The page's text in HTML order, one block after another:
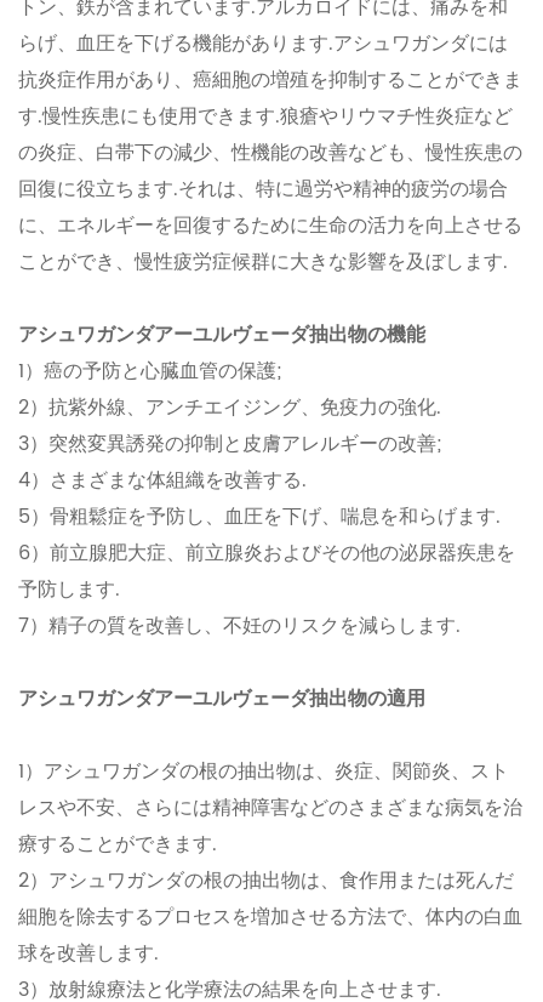
トン、鉄が含まれています.アルカロイドには、痛みを和
らげ、血圧を下げる機能があります.アシュワガンダには
抗炎症作用があり、癌細胞の増殖を抑制することができま
す.慢性疾患にも使用できます.狼瘡やリウマチ性炎症など
の炎症、白帯下の減少、性機能の改善なども、慢性疾患の
回復に役立ちます.それは、特に過労や精神的疲労の場合
に、エネルギーを回復するために生命の活力を向上させる
ことができ、慢性疲労症候群に大きな影響を及ぼします.
アシュワガンダアーユルヴェーダ抽出物の機能
1）癌の予防と心臓血管の保護;
2）抗紫外線、アンチエイジング、免疫力の強化.
3）突然変異誘発の抑制と皮膚アレルギーの改善;
4）さまざまな体組織を改善する.
5）骨粗鬆症を予防し、血圧を下げ、喘息を和らげます.
6）前立腺肥大症、前立腺炎およびその他の泌尿器疾患を
予防します.
7）精子の質を改善し、不妊のリスクを減らします.
アシュワガンダアーユルヴェーダ抽出物の適用
1）アシュワガンダの根の抽出物は、炎症、関節炎、スト
レスや不安、さらには精神障害などのさまざまな病気を治
療することができます.
2）アシュワガンダの根の抽出物は、食作用または死んだ
細胞を除去するプロセスを増加させる方法で、体内の白血
球を改善します.
3）放射線療法と化学療法の結果を向上させます.